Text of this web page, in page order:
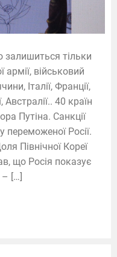
залишиться тільки
армії, військовий
Італії, Франції,
40 країн
Путіна. Санкції
переможеної Росії.
Північної Кореї
що Росія показує
– […]